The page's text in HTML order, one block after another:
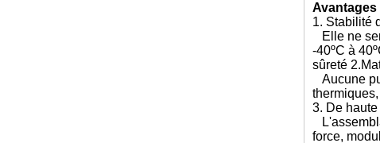
Avantages
1. Stabilité
Elle ne
-40ºC à
sûreté
Aucune
3. De
force,